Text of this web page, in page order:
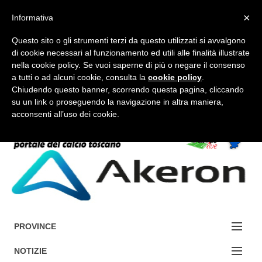
FORUM-ACCEDI
Accedi / Registrati
PROVINCE
EDIZIONE:
NOTIZIE
×
Informativa
Questo sito o gli strumenti terzi da questo utilizzati si avvalgono
di cookie necessari al funzionamento ed utili alle finalità illustrate
nella cookie policy. Se vuoi saperne di più o negare il consenso
a tutti o ad alcuni cookie, consulta la cookie policy
Chiudendo questo banner, scorrendo questa pagina, cliccando
su un link o proseguendo la navigazione in altra maniera,
acconsenti all’uso dei cookie.